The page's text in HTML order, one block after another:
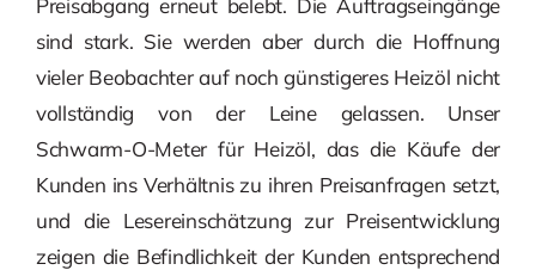
Preisabgang erneut belebt. Die Auftragseingänge
sind stark. Sie werden aber durch die Hoffnung
vieler Beobachter auf noch günstigeres Heizöl nicht
vollständig von der Leine gelassen. Unser
Schwarm-O-Meter für Heizöl, das die Käufe der
Kunden ins Verhältnis zu ihren Preisanfragen setzt,
und die Lesereinschätzung zur Preisentwicklung
zeigen die Befindlichkeit der Kunden entsprechend